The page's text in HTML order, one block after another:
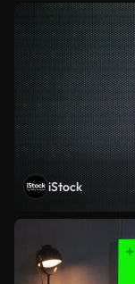
iStock